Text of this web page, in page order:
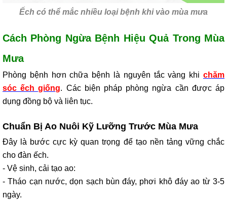
Ếch có thể mắc nhiều loại bệnh khi vào mùa mưa
Cách Phòng Ngừa Bệnh Hiệu Quả Trong Mùa
Mưa
Phòng bệnh hơn chữa bệnh là nguyên tắc vàng khi chăm
sóc ếch giống. Các biện pháp phòng ngừa cần được áp
dụng đồng bộ và liên tục.
Chuẩn Bị Ao Nuôi Kỹ Lưỡng Trước Mùa Mưa
Đây là bước cực kỳ quan trọng để tạo nền tảng vững chắc
cho đàn ếch.
- Vệ sinh, cải tạo ao:
- Tháo cạn nước, dọn sạch bùn đáy, phơi khô đáy ao từ 3-5
ngày.